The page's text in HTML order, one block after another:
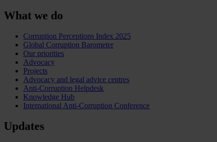
What we do
Corruption Perceptions Index 2025
Global Corruption Barometer
Our priorities
Advocacy
Projects
Advocacy and legal advice centres
Anti-Corruption Helpdesk
Knowledge Hub
International Anti-Corruption Conference
Updates